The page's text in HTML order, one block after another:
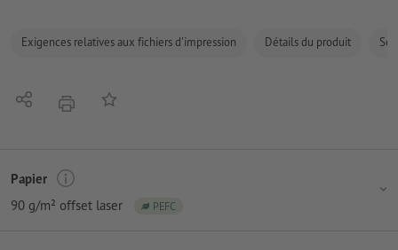
Exigences relatives aux fichiers d'impression Détails du produit
PartagerimprimerAjouter à liste d'article
Papier
90 g/m² offset laser
PEFC